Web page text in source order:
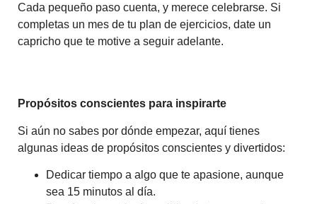
Cada pequeño paso cuenta, y merece celebrarse. Si
completas un mes de tu plan de ejercicios, date un
capricho que te motive a seguir adelante.
Propósitos conscientes para inspirarte
Si aún no sabes por dónde empezar, aquí tienes
algunas ideas de propósitos conscientes y divertidos:
Dedicar tiempo a algo que te apasione, aunque
sea 15 minutos al día.